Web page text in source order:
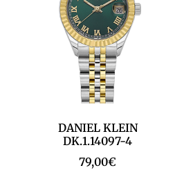
DANIEL KLEIN
DK.1.14097-4
79,00€